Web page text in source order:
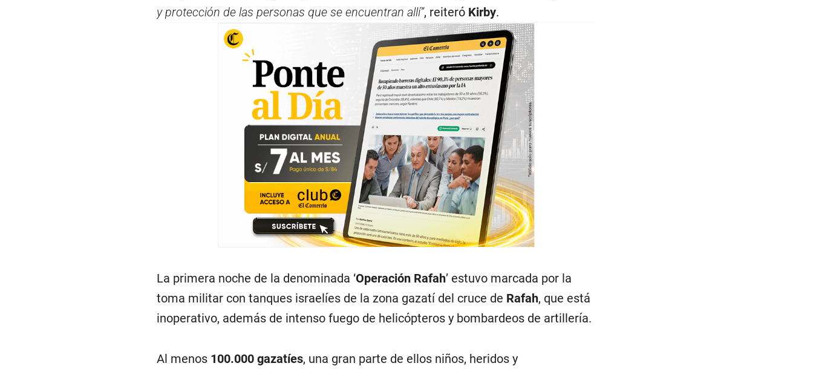
y protección de las personas que se encuentran allí”, reiteró Kirby.
La primera noche de la denominada ‘Operación Rafah’ estuvo marcada por la
toma militar con tanques israelíes de la zona gazatí del cruce de Rafah, que está
inoperativo, además de intenso fuego de helicópteros y bombardeos de artillería.
Al menos100.000 gazatíes, una gran parte de ellos niños, heridos y